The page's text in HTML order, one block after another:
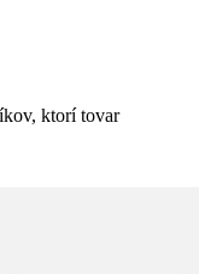
ktorí tovar